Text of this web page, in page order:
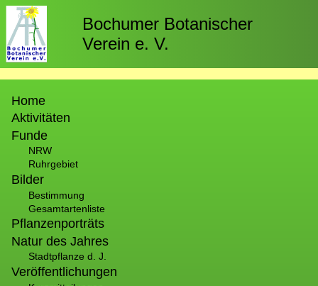
Direkt
zum
Inhalt
Bochumer Botanischer
Verein e. V.
Home
Aktivitäten
Funde
NRW
Ruhrgebiet
Bilder
Bestimmung
Gesamtartenliste
Pflanzenporträts
Natur des Jahres
Stadtpflanze d. J.
Veröffentlichungen